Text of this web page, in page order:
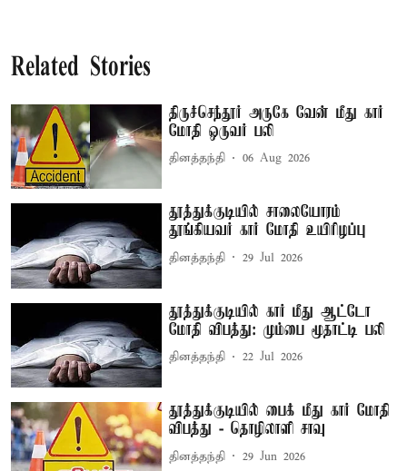
Related Stories
திருச்செந்தூர் அருகே வேன் மீது கார்
மோதி ஒருவர் பலி
தினத்தந்தி 06 Aug 2026
தூத்துக்குடியில் சாலையோரம்
தூங்கியவர் கார் மோதி உயிரிழப்பு
தினத்தந்தி 29 Jul 2026
தூத்துக்குடியில் கார் மீது ஆட்டோ
மோதி விபத்து: மும்பை மூதாட்டி பலி
தினத்தந்தி 22 Jul 2026
தூத்துக்குடியில் பைக் மீது கார் மோதி
விபத்து - தொழிலாளி சாவு
தினத்தந்தி 29 Jun 2026